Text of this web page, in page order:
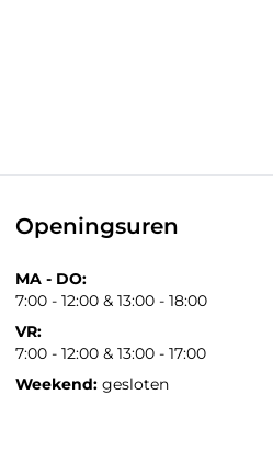
Openingsuren
MA - DO:
7:00 - 12:00 & 13:00 - 18:00
VR:
7:00 - 12:00 & 13:00 - 17:00
Weekend: gesloten